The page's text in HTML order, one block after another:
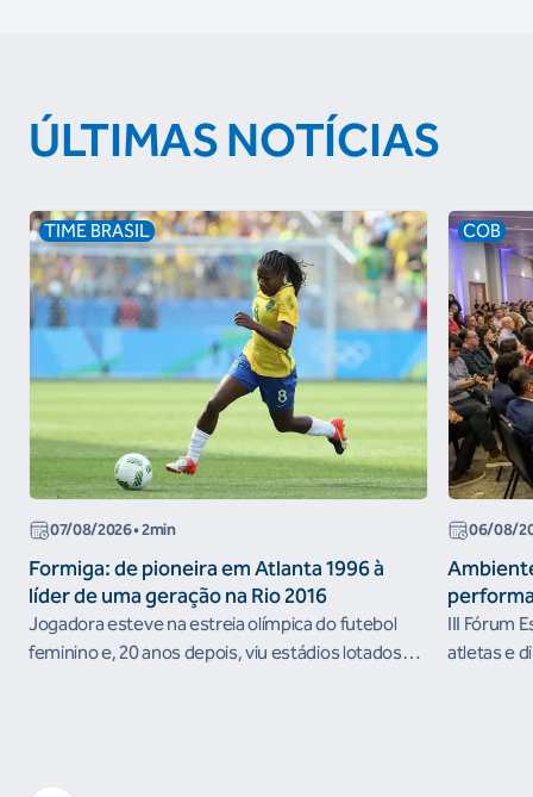
ÚLTIMAS NOTÍCIAS
TIME BRASIL
07/08/2026• 2min
Formiga: de pioneira em Atlanta 1996 à
líder de uma geração na Rio 2016
Jogadora esteve na estreia olímpica do futebol
feminino e, 20 anos depois, viu estádios lotados
COB
06/08/
III Fórum
atletas e